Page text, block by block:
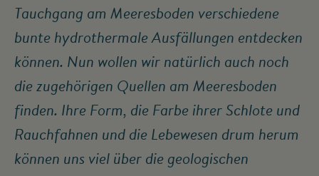
Tauchgang am Meeresboden verschiedene
bunte hydrothermale Ausfällungen entdecken
können. Nun wollen wir natürlich auch noch
die zugehörigen Quellen am Meeresboden
finden. Ihre Form, die Farbe ihrer Schlote und
Rauchfahnen und die Lebewesen drum herum
können uns viel über die geologischen